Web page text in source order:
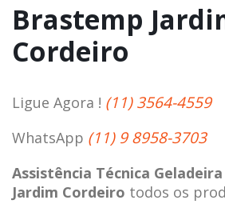
Brastemp
Cordeiro
Ligue Agora ! (11) 3564-4559
WhatsApp (11) 9 8958-3703
Assistência Técnica
Jardim Cordeiro todos os